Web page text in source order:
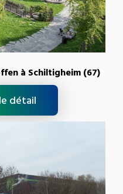
à Schiltigheim (67)
détail